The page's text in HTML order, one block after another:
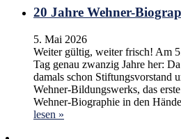
20 Jahre Wehner-
5. Mai 2026
Weiter gültig, weiter frisch! Am
Tag genau zwanzig Jahre her:
damals schon Stiftungsvorstand
Wehner-Bildungswerks, das
Wehner-Biographie in den
lesen »